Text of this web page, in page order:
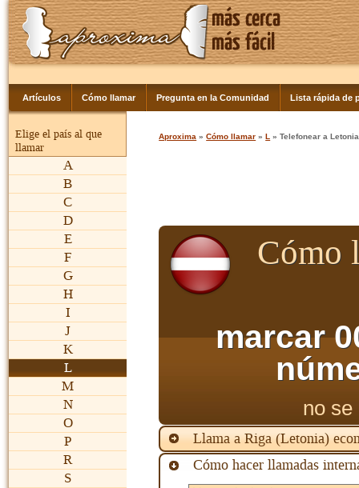
Artículos Cómo llamar Pregunta en la Comunidad Lista rápida de
Elige el país al que
llamar
A
B
C
D
E
F
G
H
I
J
K
L
M
N
O
P
R
S
Aproxima »Cómo llamar »L » Telefonear a Letonia
Cómo
marcar
no
Llama a Riga (Letonia)
Cómo hacer llamadas